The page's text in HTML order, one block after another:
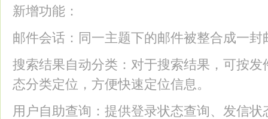
新增功能：
邮件会话：同一主题下的邮件被整合成一
搜索结果自动分类：对于搜索结果，可按
态分类定位，方便快速定位信息。
用户自助查询：提供登录状态查询、发信